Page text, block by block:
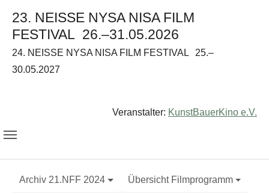
23. NEISSE NYSA NISA FILM
FESTIVAL 26.–31.05.2026
24. NEISSE NYSA NISA FILM FESTIVAL
25.–
30.05.2027
Veranstalter: KunstBauerKino e.V.
Archiv 21.NFF 2024 Übersicht Filmprogramm